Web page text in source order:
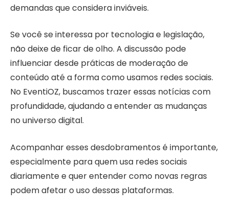
demandas que considera inviáveis.
Se você se interessa por tecnologia e legislação,
não deixe de ficar de olho. A discussão pode
influenciar desde práticas de moderação de
conteúdo até a forma como usamos redes sociais.
No EventiOZ, buscamos trazer essas notícias com
profundidade, ajudando a entender as mudanças
no universo digital.
Acompanhar esses desdobramentos é importante,
especialmente para quem usa redes sociais
diariamente e quer entender como novas regras
podem afetar o uso dessas plataformas.